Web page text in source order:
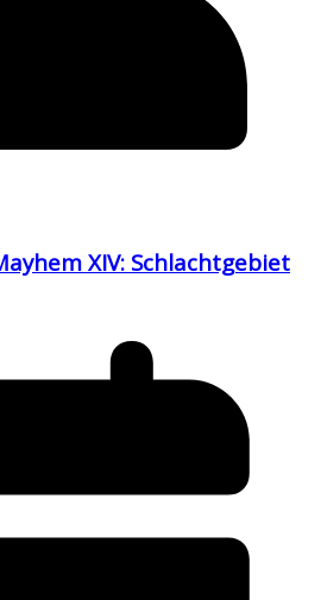
XIV: Schlachtgebiet